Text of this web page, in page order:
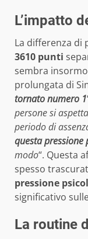
L’impatto
La differenza di
3610 punti
sembra
prolungata di
tornato numero 1
persone si
periodo di
questa
modo“. Questa
spesso
pressione
significativo
La routine